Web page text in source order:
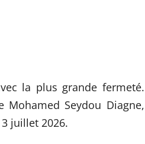
la plus grande fermeté.
Seydou Diagne,
juillet 2026.